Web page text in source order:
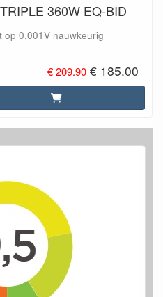
360W EQ-BID
op 0,001V nauwkeurig
€ 209.90 € 185.00